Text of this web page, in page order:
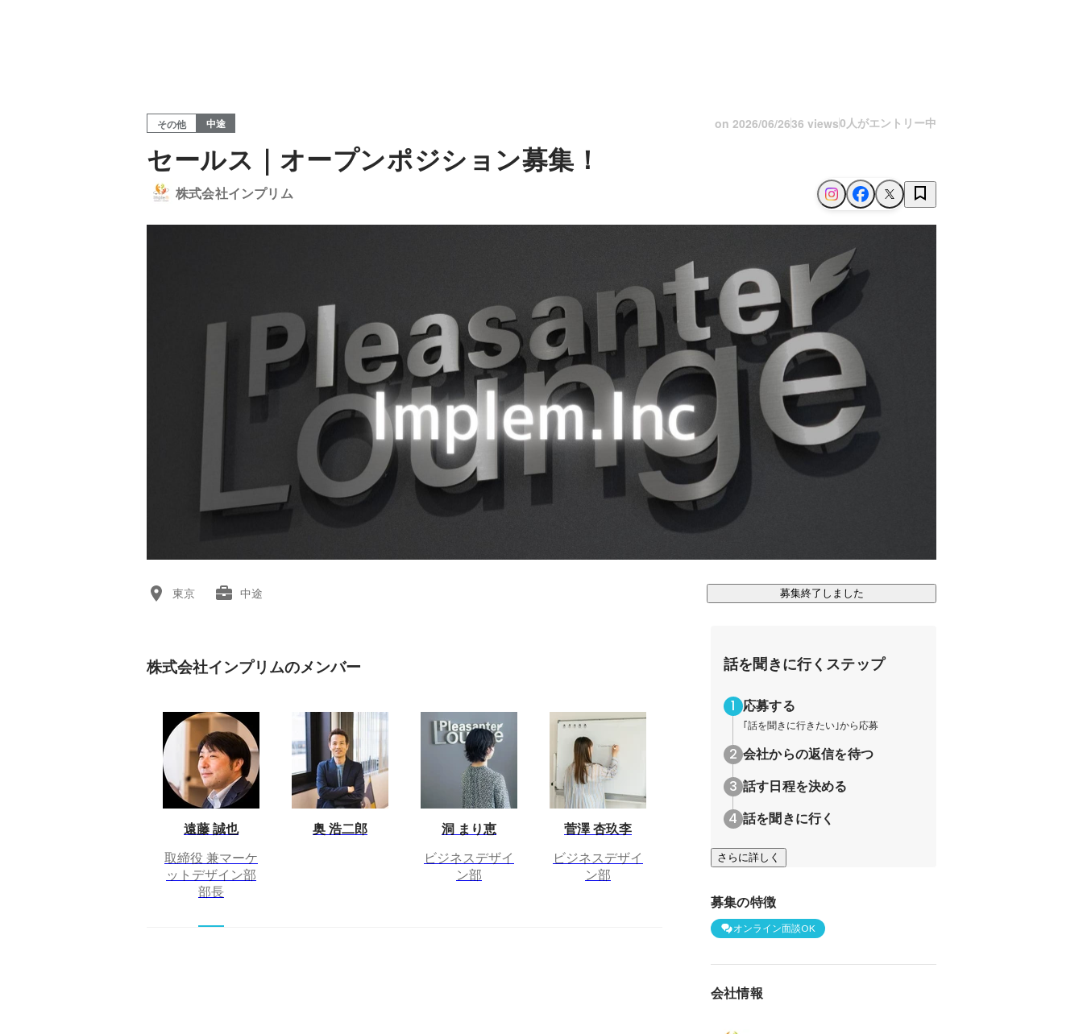
その他 中途 on 2026/06/2636 views0人がエントリー中
セールス｜オープンポジション募集！
株式会社インプリム
東京 中途 募集終了しました
株式会社インプリムのメンバー
遠藤 誠也
取締役 兼マーケ
ットデザイン部
部長
奥 浩二郎 洞 まり恵
ビジネスデザイ
ン部
菅澤 杏玖李
ビジネスデザイ
ン部
話を聞きに行くステップ
応募する
｢話を聞きに行きたい｣から応募
会社からの返信を待つ
話す日程を決める
話を聞きに行く
さらに詳しく
募集の特徴
オンライン面談OK
会社情報